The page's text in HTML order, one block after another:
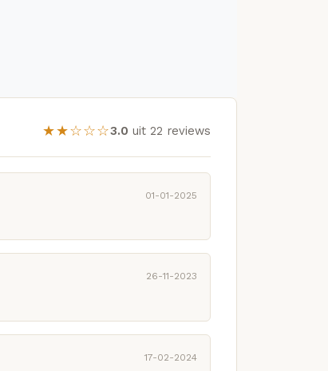
★★☆☆☆3.0 uit 22 reviews
01-01-2025
26-11-2023
17-02-2024